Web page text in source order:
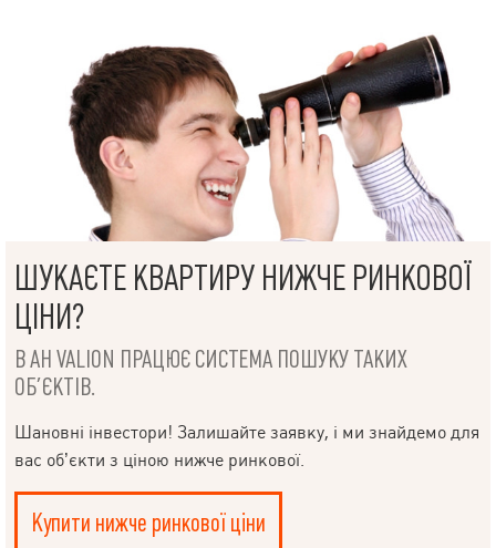
ШУКАЄТЕ КВАРТИРУ НИЖЧЕ РИНКОВОЇ
ЦІНИ?
В АН VALION ПРАЦЮЄ СИСТЕМА ПОШУКУ ТАКИХ
ОБ’ЄКТІВ.
Шановні інвестори! Залишайте заявку, і ми знайдемо для
вас об’єкти з ціною нижче ринкової.
Купити нижче ринкової ціни